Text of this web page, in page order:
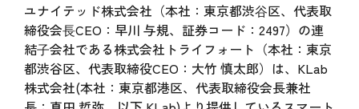
ユナイテッド株式会社（本社：東京都渋⾕区、代表取
締役会⻑CEO：早川 与規、証券コード：2497）の連
結⼦会社である株式会社トライフォート（本社：東京
都渋谷区、代表取締役CEO：大竹 慎太郎）は、KLab
株式会社(本社：東京都港区、代表取締役会長兼社